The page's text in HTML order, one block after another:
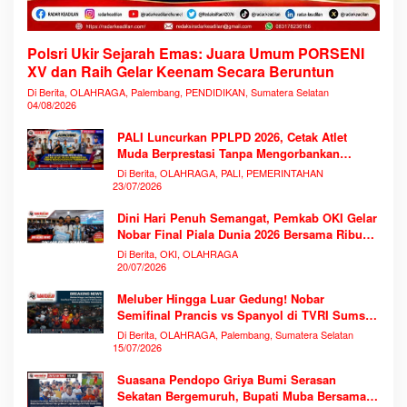
Polsri Ukir Sejarah Emas: Juara Umum PORSENI
XV dan Raih Gelar Keenam Secara Beruntun
Di Berita, OLAHRAGA, Palembang, PENDIDIKAN, Sumatera Selatan
04/08/2026
PALI Luncurkan PPLPD 2026, Cetak Atlet
Muda Berprestasi Tanpa Mengorbankan
Pendidikan
Di Berita, OLAHRAGA, PALI, PEMERINTAHAN
23/07/2026
Dini Hari Penuh Semangat, Pemkab OKI Gelar
Nobar Final Piala Dunia 2026 Bersama Ribuan
Warga
Di Berita, OKI, OLAHRAGA
20/07/2026
Meluber Hingga Luar Gedung! Nobar
Semifinal Prancis vs Spanyol di TVRI Sumsel
Memecahkan Rekor Antusiasme
Di Berita, OLAHRAGA, Palembang, Sumatera Selatan
15/07/2026
Suasana Pendopo Griya Bumi Serasan
Sekatan Bergemuruh, Bupati Muba Bersama